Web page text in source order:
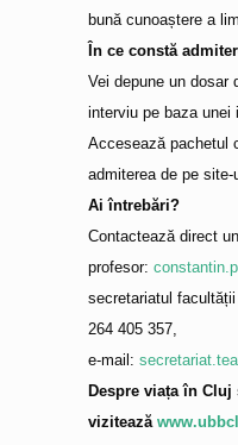
bună cunoaștere a
În ce constă
Vei depune un dosar
interviu pe baza unei
Accesează pachetul
admiterea de pe
Ai întrebări?
Contactează direct un
profesor:
secretariatul
264 405 357,
e-mail:
Despre viața în Cluj
vizitează